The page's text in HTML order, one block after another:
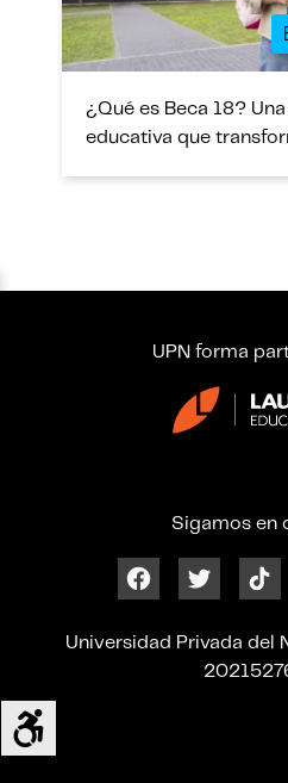
¿Qué es Beca 18?
educativa que
UPN forma
Sigamos en
Universidad Privada del